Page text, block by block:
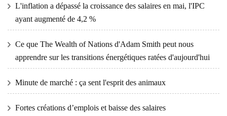
L'inflation a dépassé la croissance des salaires en mai, l'IPC
ayant augmenté de 4,2 %
Ce que The Wealth of Nations d'Adam Smith peut nous
apprendre sur les transitions énergétiques ratées d'aujourd'hui
Minute de marché : ça sent l'esprit des animaux
Fortes créations d’emplois et baisse des salaires